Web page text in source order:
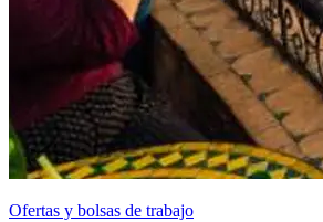
Ofertas y bolsas de trabajo